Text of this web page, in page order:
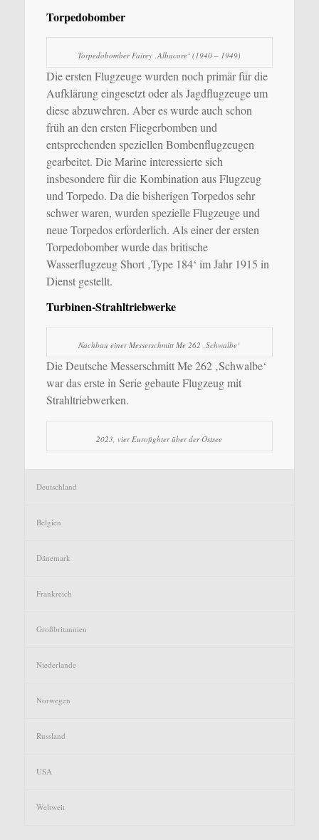
Torpedobomber
Torpedobomber Fairey ‚Albacore‘ (1940 – 1949)
Die ersten Flugzeuge wurden noch primär für die
Aufklärung eingesetzt oder als Jagdflugzeuge um
diese abzuwehren. Aber es wurde auch schon
früh an den ersten Fliegerbomben und
entsprechenden speziellen Bombenflugzeugen
gearbeitet. Die Marine interessierte sich
insbesondere für die Kombination aus Flugzeug
und Torpedo. Da die bisherigen Torpedos sehr
schwer waren, wurden spezielle Flugzeuge und
neue Torpedos erforderlich. Als einer der ersten
Torpedobomber wurde das britische
Wasserflugzeug Short ‚Type 184‘ im Jahr 1915 in
Dienst gestellt.
Turbinen-Strahltriebwerke
Nachbau einer Messerschmitt Me 262 ‚Schwalbe‘
Die Deutsche Messerschmitt Me 262 ‚Schwalbe‘
war das erste in Serie gebaute Flugzeug mit
Strahltriebwerken.
2023, vier Eurofighter über der Ostsee
Deutschland
Belgien
Dänemark
Frankreich
Großbritannien
Niederlande
Norwegen
Russland
USA
Weltweit